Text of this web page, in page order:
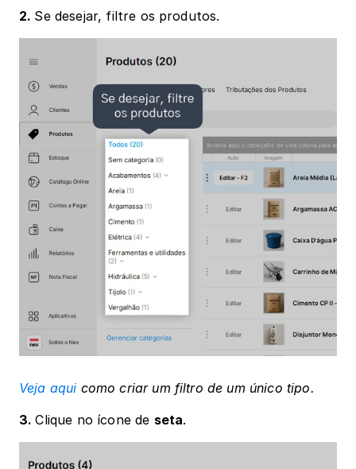
2. Se desejar, filtre os produtos.
Veja aqui como criar um filtro de um único tipo.
3. Clique no ícone de seta.